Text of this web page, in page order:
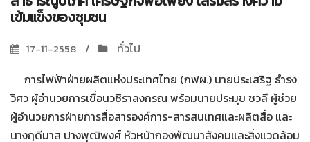
เข้มแข็งของชุมชน
17-11-2558
ทั่วไป
การไฟฟ้าฝ่ายผลิตแห่งประเทศไทย (กฟผ.) นายประเสริฐ ธำรง
วิศว ผู้อำนวยการเขื่อนวชิราลงกรณ พร้อมนายประมุข ชวลี ผู้ช่วย
ผู้อำนวยการฝ่ายการสื่อสารองค์การ-สารสนเทศและผลิตสื่อ และ
นางฤดีมาส ปางพุฒิพงศ์ หัวหน้ากองพัฒนาสังคมและสิ่งแวดล้อม